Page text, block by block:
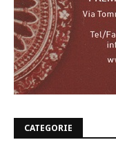
CATEGORIE